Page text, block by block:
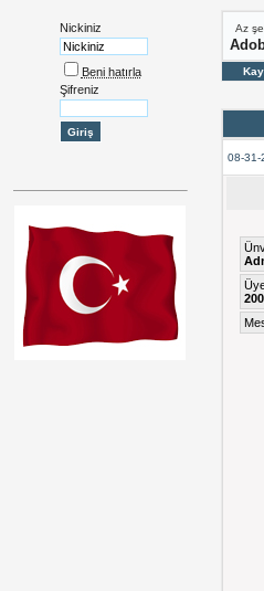
Nickiniz
Beni hatırla
Şifreniz
Az
08-31-